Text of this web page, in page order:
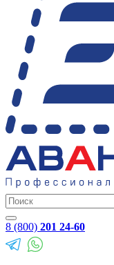
8 (800) 201 24-60